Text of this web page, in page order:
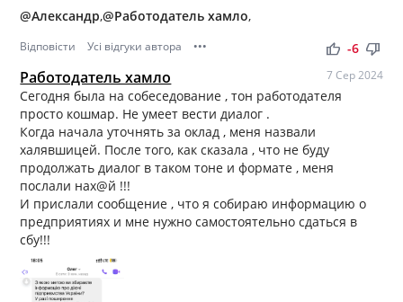
@Александр,@Работодатель хамло,
Відповісти Усі відгуки автора ••• thumb_up thumb_down
-6
Работодатель хамло 7 Сер 2024
Сегодня была на собеседование , тон работодателя
просто кошмар. Не умеет вести диалог .
Когда начала уточнять за оклад , меня назвали
халявшицей. После того, как сказала , что не буду
продолжать диалог в таком тоне и формате , меня
послали нах@й !!!
И прислали сообщение , что я собираю информацию о
предприятиях и мне нужно самостоятельно сдаться в
сбу!!!